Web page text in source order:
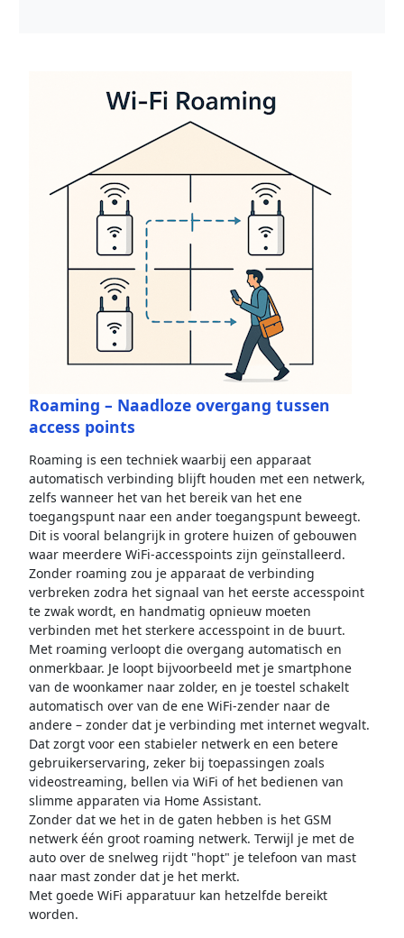
Roaming – Naadloze overgang tussen
access points
Roaming is een techniek waarbij een apparaat
automatisch verbinding blijft houden met een netwerk,
zelfs wanneer het van het bereik van het ene
toegangspunt naar een ander toegangspunt beweegt.
Dit is vooral belangrijk in grotere huizen of gebouwen
waar meerdere WiFi-accesspoints zijn geïnstalleerd.
Zonder roaming zou je apparaat de verbinding
verbreken zodra het signaal van het eerste accesspoint
te zwak wordt, en handmatig opnieuw moeten
verbinden met het sterkere accesspoint in de buurt.
Met roaming verloopt die overgang automatisch en
onmerkbaar. Je loopt bijvoorbeeld met je smartphone
van de woonkamer naar zolder, en je toestel schakelt
automatisch over van de ene WiFi-zender naar de
andere – zonder dat je verbinding met internet wegvalt.
Dat zorgt voor een stabieler netwerk en een betere
gebruikerservaring, zeker bij toepassingen zoals
videostreaming, bellen via WiFi of het bedienen van
slimme apparaten via Home Assistant.
Zonder dat we het in de gaten hebben is het GSM
netwerk één groot roaming netwerk. Terwijl je met de
auto over de snelweg rijdt "hopt" je telefoon van mast
naar mast zonder dat je het merkt.
Met goede WiFi apparatuur kan hetzelfde bereikt
worden.